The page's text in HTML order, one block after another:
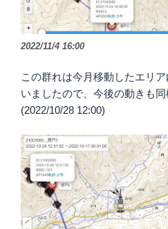
2022/11/4 16:00
この群れは今月移動したエリ
いましたので、今後の動きも同
(2022/10/28 12:00)